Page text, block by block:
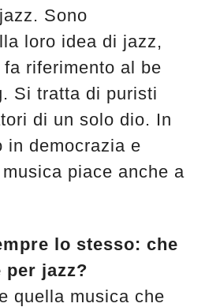
Sono
loro idea di jazz,
riferimento al be
Si tratta di puristi
di un solo dio. In
in democrazia e
piace anche a
lo stesso: che
per jazz?
quella musica che